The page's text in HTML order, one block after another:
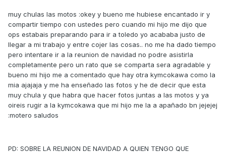
muy chulas las motos :okey y bueno me hubiese encantado ir y
compartir tiempo con ustedes pero cuando mi hijo me dijo que
ops estabais preparando para ir a toledo yo acababa justo de
llegar a mi trabajo y entre cojer las cosas.. no me ha dado tiempo
pero intentare ir a la reunion de navidad no podre asistirla
completamente pero un rato que se comparta sera agradable y
bueno mi hijo me a comentado que hay otra kymcokawa como la
mia ajajaja y me ha enseñado las fotos y he de decir que esta
muy chula y que habra que hacer fotos juntas a las motos y ya
oireis rugir a la kymcokawa que mi hijo me la a apañado bn jejejej
:motero saludos
PD: SOBRE LA REUNION DE NAVIDAD A QUIEN TENGO QUE